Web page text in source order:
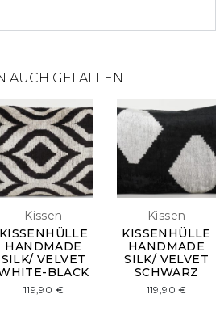
AUCH GEFALLEN
Kissen
KISSENHÜLLE
HANDMADE
SILK/ VELVET
BLACK
119,90 €
Kissen
KISSENHÜLLE
HANDMADE
SILK/ VELVET
SCHWARZ
119,90€